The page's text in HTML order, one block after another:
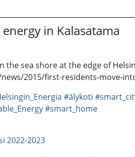
in Kalasatama
the sea shore at the edge of
2015/first-residents-move-
#älykoti
#smart_home
2022-2023